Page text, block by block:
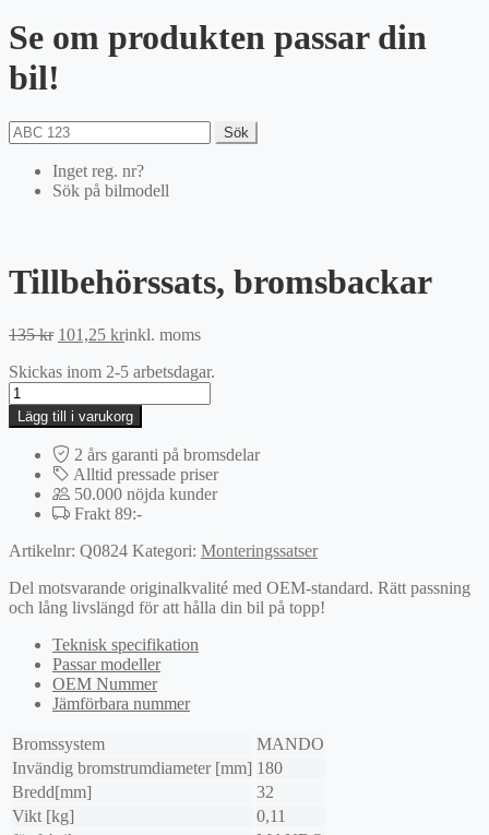
Se om produkten passar din
bil!
Sök
Inget reg. nr?
Sök på bilmodell
Tillbehörssats, bromsbackar
135kr Det
priset
135 kr.
101,25 krDet
priset
101,25 kr.
inkl. moms
Skickas inom 2-5 arbetsdagar.
Tillbehörssats,
bromsbackar
mängd
Lägg till i varukorg
2 års garanti på bromsdelar
Alltid pressade priser
50.000 nöjda kunder
Frakt 89:-
Artikelnr: Q0824 Kategori: Monteringssatser
Del motsvarande originalkvalité med OEM-standard. Rätt passning
och lång livslängd för att hålla din bil på topp!
Teknisk specifikation
Passar modeller
OEM Nummer
Jämförbara nummer
Bromssystem
MANDO
Invändig bromstrumdiameter [mm] 180
Bredd[mm]
32
Vikt [kg]
0,11